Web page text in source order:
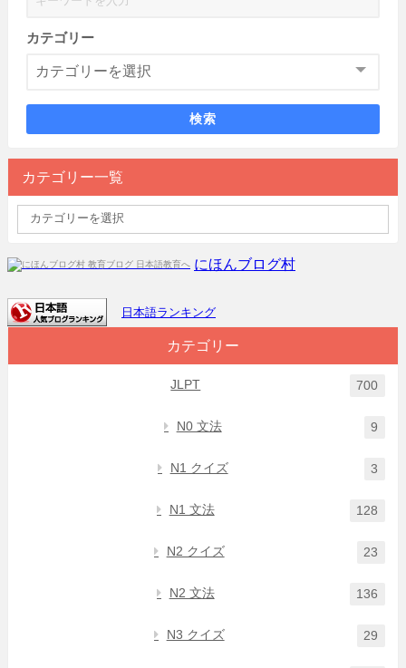
カテゴリー
検索
カテゴリー一覧
にほんブログ村
日本語ランキング
カテゴリー
JLPT 700
N0 文法 9
N1 クイズ 3
N1 文法 128
N2 クイズ 23
N2 文法 136
N3 クイズ 29